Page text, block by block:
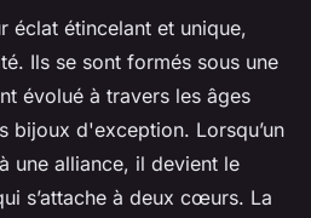
éclat étincelant et unique,
Ils se sont formés sous une
évolué à travers les âges
bijoux d'exception. Lorsqu’un
une alliance, il devient le
s’attache à deux cœurs. La